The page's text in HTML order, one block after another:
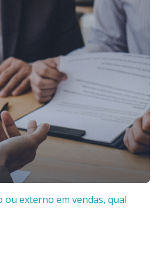
externo em vendas, qual